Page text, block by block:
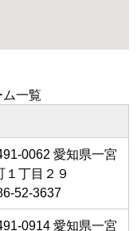
一覧
0062 愛知県一宮
１丁目２９
52-3637
0914 愛知県一宮